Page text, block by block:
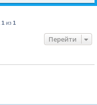
1 из 1
Перейти